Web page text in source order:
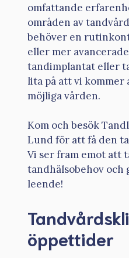
omfattande
områden av
behöver en
eller mer
tandimplantat eller
lita på att vi kommer
möjliga vården.
Kom och besök
Lund för att få den
Vi ser fram emot att
tandhälsobehov och
leende!
öppettider